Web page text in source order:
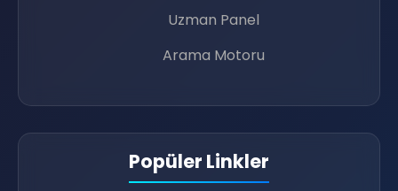
📝
Uzman Panel
Arama Motoru
Popüler Linkler